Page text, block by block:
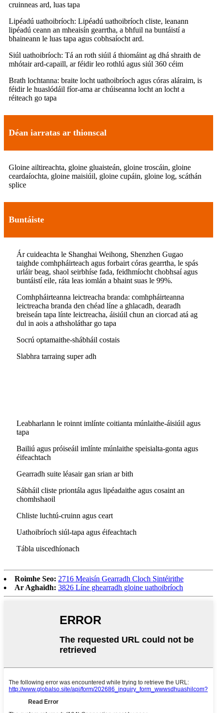
cruinneas ard, luas tapa
Lipéadú uathoibríoch: Lipéadú uathoibríoch cliste, leanann
lipéadú ceann an mheaisín gearrtha, a bhfuil na buntáistí a
bhaineann le luas tapa agus cobhsaíocht ard.
Siúl uathoibríoch: Tá an roth siúil á thiomáint ag dhá shraith de
mhótair ard-capaill, ar féidir leo rothlú agus siúl 360 céim
Brath lochtanna: braite locht uathoibríoch agus córas aláraim, is
féidir le huaslódáil fíor-ama ar chúiseanna locht an locht a
réiteach go tapa
Déan iarratas ar thionscal
Gloine ailtireachta, gloine gluaisteán, gloine troscáin, gloine
ceardaíochta, gloine maisiúil, gloine cupáin, gloine log, scáthán
splice
Buntáiste
Ár cuideachta le Shanghai Weihong, Shenzhen Gugao
taighde comhpháirteach agus forbairt córas gearrtha, le spás
urláir beag, shaol seirbhíse fada, feidhmíocht chobhsaí agus
buntáistí eile, ráta leas iomlán a bhaint suas le 99%.
Comhpháirteanna leictreacha branda: comhpháirteanna
leictreacha branda den chéad líne a ghlacadh, dearadh
breiseán tapa línte leictreacha, áisiúil chun an ciorcad atá ag
dul in aois a athsholáthar go tapa
Socrú optamaithe-shábháil costais
Slabhra tarraing super adh
Leabharlann le roinnt imlínte coitianta múnlaithe-áisiúil agus
tapa
Bailiú agus próiseáil imlínte múnlaithe speisialta-gonta agus
éifeachtach
Gearradh suite léasair gan srian ar bith
Sábháil cliste priontála agus lipéadaithe agus cosaint an
chomhshaoil
Chliste luchtú-cruinn agus ceart
Uathoibríoch siúl-tapa agus éifeachtach
Tábla uiscedhíonach
Roimhe Seo: 2716 Meaisín Gearradh Cloch Sintéirithe
Ar Aghaidh: 3826 Líne ghearradh gloine uathoibríoch